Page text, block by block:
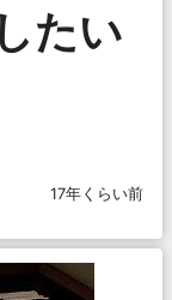
たい
17年くらい前